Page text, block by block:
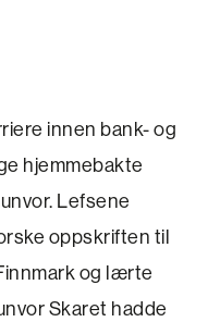
innen bank- og
hjemmebakte
Lefsene
oppskriften til
og lærte
Skaret hadde